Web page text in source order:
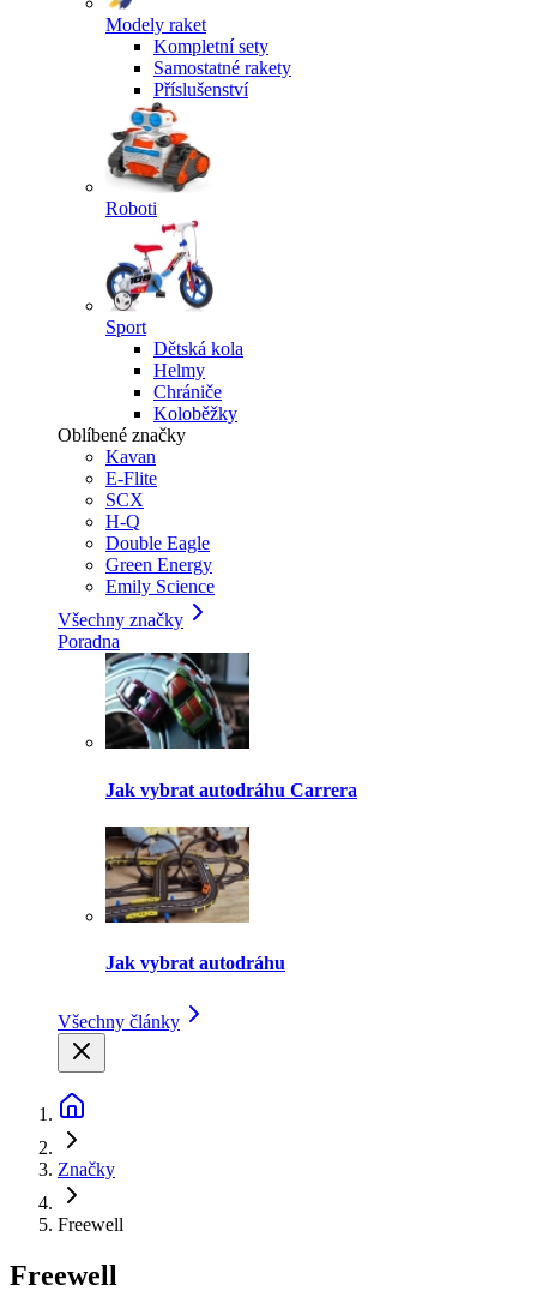
Modely raket
Kompletní sety
Samostatné rakety
Příslušenství
Roboti
Sport
Dětská kola
Helmy
Chrániče
Koloběžky
Oblíbené značky
Kavan
E-Flite
SCX
H-Q
Double Eagle
Green Energy
Emily Science
Všechny značky
Poradna
Jak vybrat autodráhu Carrera
Jak vybrat autodráhu
Všechny články
Značky
Freewell
Freewell